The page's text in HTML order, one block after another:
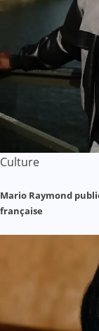
Culture
Mario Raymond
française